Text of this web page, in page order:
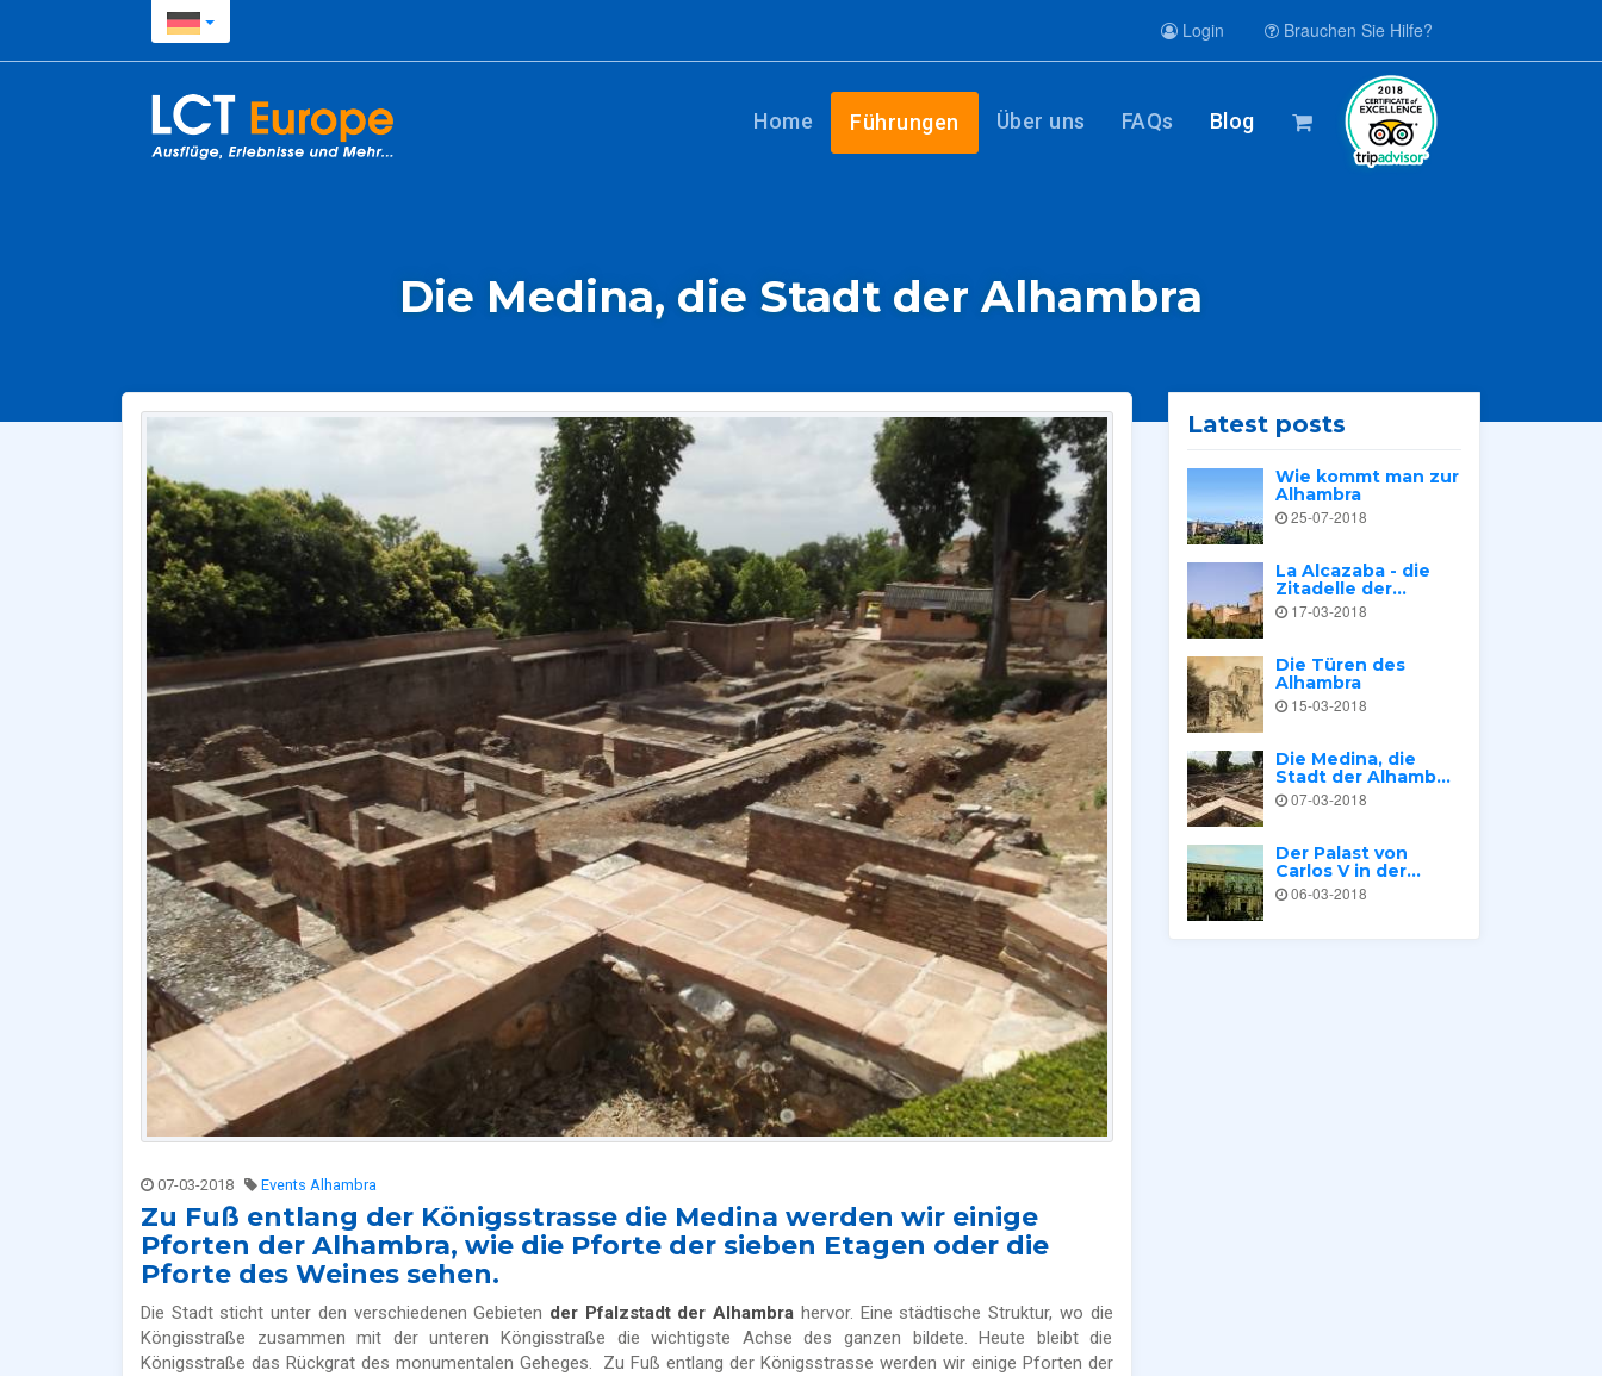
Login Brauchen Sie Hilfe?
Home Führungen Über uns FAQs Blog
Die Medina, die Stadt der Alhambra
07-03-2018 Events Alhambra
Zu Fuß entlang der Königsstrasse die Medina werden wir einige
Pforten der Alhambra, wie die Pforte der sieben Etagen oder die
Pforte des Weines sehen.
Die Stadt sticht unter den verschiedenen Gebieten der Pfalzstadt der Alhambra hervor. Eine städtische Struktur, wo die
Köngisstraße zusammen mit der unteren Köngisstraße die wichtigste Achse des ganzen bildete. Heute bleibt die
Königsstraße das Rückgrat des monumentalen Geheges. Zu Fuß entlang der Königsstrasse werden wir einige Pforten der
Latest posts
Wie kommt man zur
Alhambra
25-07-2018
La Alcazaba - die
Zitadelle der...
17-03-2018
Die Türen des
Alhambra
15-03-2018
Die Medina, die
Stadt der Alhamb...
07-03-2018
Der Palast von
Carlos V in der...
06-03-2018